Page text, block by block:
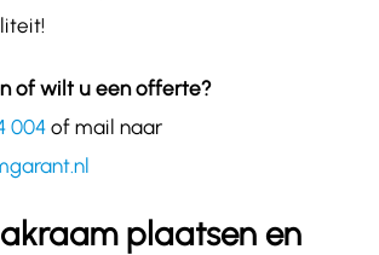
of wilt u een offerte?
004of mail naar
plaatsen en